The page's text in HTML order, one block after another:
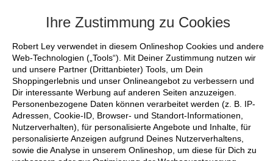
Ihre Zustimmung zu Cookies
Robert Ley verwendet in diesem Onlineshop Cookies und andere
Web-Technologien („Tools“). Mit Deiner Zustimmung nutzen wir
und unsere Partner (Drittanbieter) Tools, um Dein
Shoppingerlebnis und unser Onlineangebot zu verbessern und
Dir interessante Werbung auf anderen Seiten anzuzeigen.
Personenbezogene Daten können verarbeitet werden (z. B. IP-
Adressen, Cookie-ID, Browser- und Standort-Informationen,
Nutzerverhalten), für personalisierte Angebote und Inhalte, für
personalisierte Anzeigen aufgrund Deines Nutzerverhaltens,
sowie die Analyse in unserem Onlineshop, um diese für Dich zu